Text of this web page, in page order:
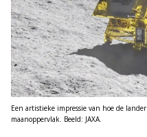
Een artistieke impressie van hoe de
maanoppervlak. Beeld: JAXA.